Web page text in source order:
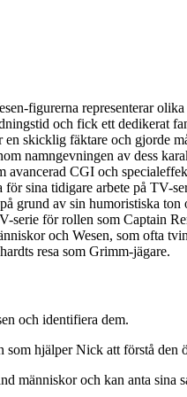
figurerna representerar olika
och fick ett dedikerat
skicklig fäktare och gjorde
namngevningen av dess
avancerad CGI och
sina tidigare arbete på TV-
grund av sin humoristiska
för rollen som Captain
och Wesen, som ofta
resa som Grimm-jägare.
och identifiera dem.
som hjälper Nick att förstå den
människor och kan anta sina